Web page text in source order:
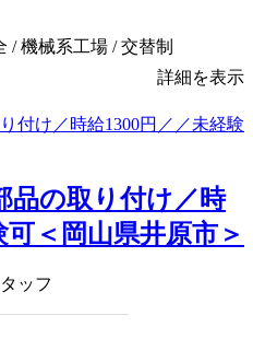
/ 機械系工場 / 交替制
詳細を表示
品の取り付け／時
＜岡山県井原市＞
ッフ